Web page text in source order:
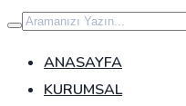
İçeriğe
geç
ANASAYFA
KURUMSAL